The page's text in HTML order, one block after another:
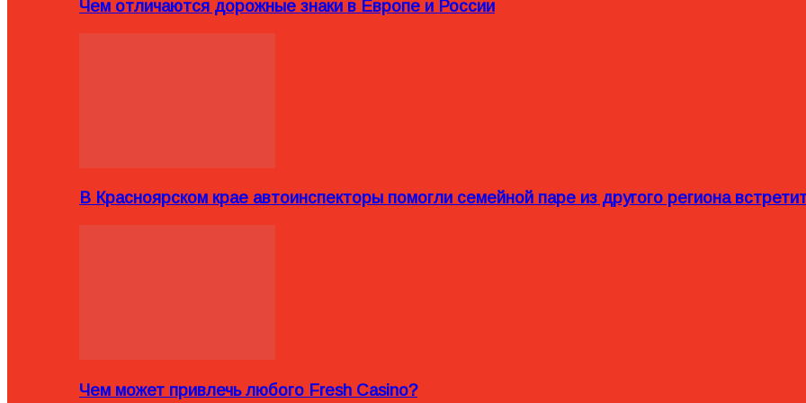
Чем отличаются дорожные знаки в Европе и России
В Красноярском крае автоинспекторы помогли семейной паре из другого региона
Чем может привлечь любого Fresh Casino?